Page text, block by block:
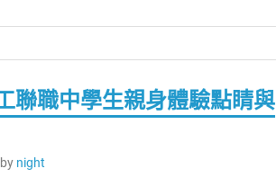
聯職中學生親身體驗點睛與
by night